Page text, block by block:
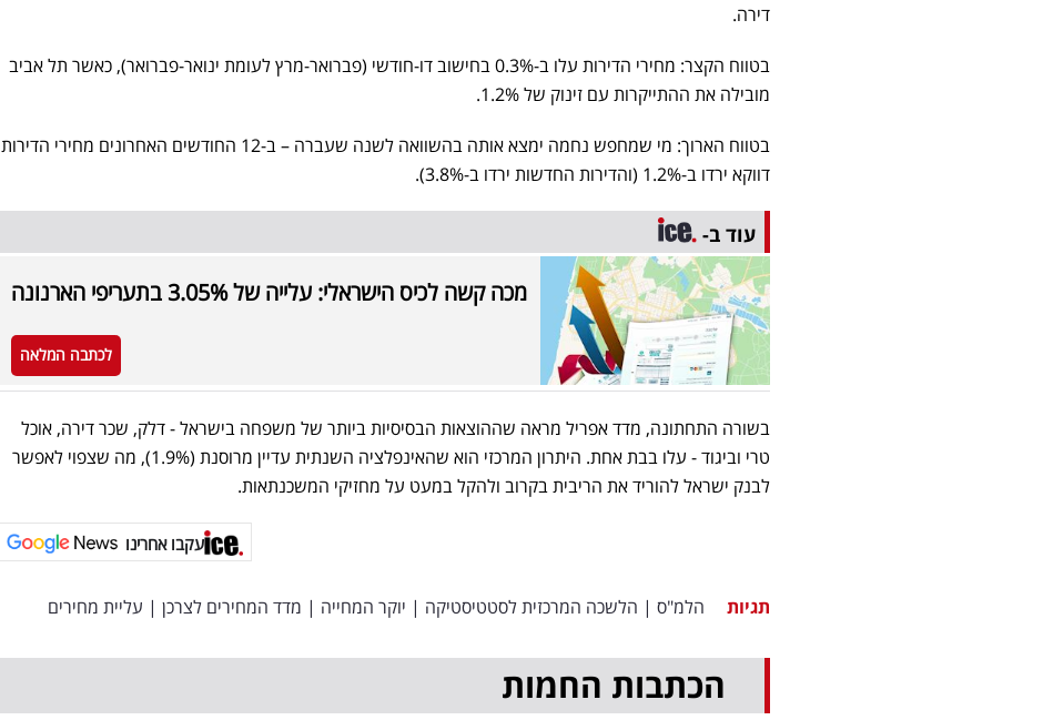
דירה.
בטווח הקצר: מחירי הדירות עלו ב-0.3% בחישוב דו-חודשי (פברואר-מרץ לעומת ינואר-פברואר), כאשר תל אביב
מובילה את ההתייקרות עם זינוק של 1.2%.
בטווח הארוך: מי שמחפש נחמה ימצא אותה בהשוואה לשנה שעברה – ב-12 החודשים האחרונים מחירי הדירות
דווקא ירדו ב-1.2% (והדירות החדשות ירדו ב-3.8%).
עוד ב-
מכה קשה לכיס הישראלי: עלייה של 3.05% בתעריפי הארנונה
לכתבה המלאה
בשורה התחתונה, מדד אפריל מראה שההוצאות הבסיסיות ביותר של משפחה בישראל - דלק, שכר דירה, אוכל
טרי וביגוד - עלו בבת אחת. היתרון המרכזי הוא שהאינפלציה השנתית עדיין מרוסנת (1.9%), מה שצפוי לאפשר
לבנק ישראל להוריד את הריבית בקרוב ולהקל במעט על מחזיקי המשכנתאות.
עקבו אחרינו
תגיות הלמ"ס | הלשכה המרכזית לסטטיסטיקה | יוקר המחייה | מדד המחירים לצרכן | עליית מחירים
הכתבות החמות